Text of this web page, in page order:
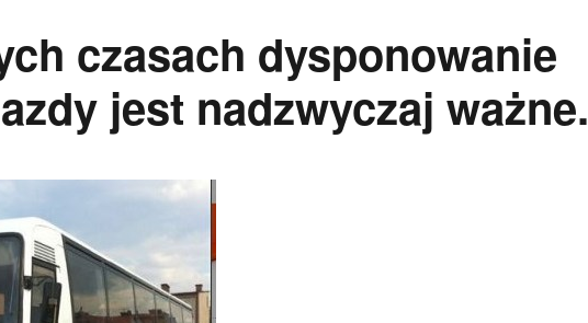
czasach dysponowanie
jest nadzwyczaj ważne.